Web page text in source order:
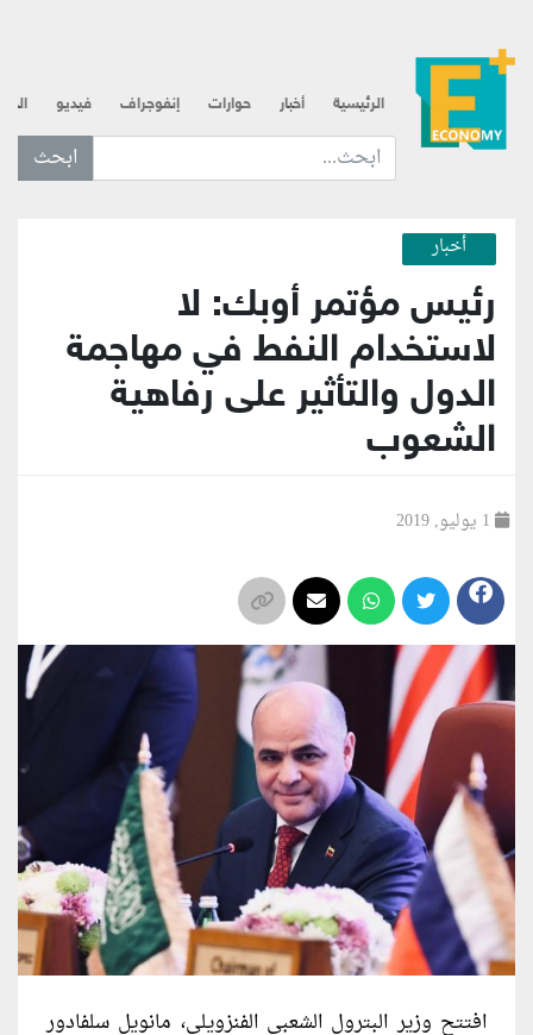
الرئيسية أخبار حوارات إنفوجراف فيديو
ابحث عن... :
أخبار
رئيس مؤتمر أوبك: لا
لاستخدام النفط في مهاجمة
الدول والتأثير على رفاهية
الشعوب
افتتح وزير البترول الشعبي الفنزويلي، مانويل سلفادور